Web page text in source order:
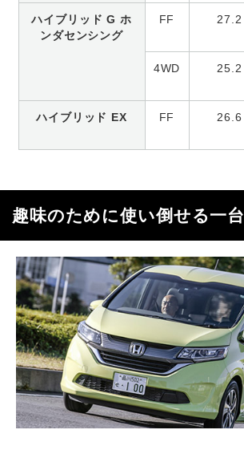
ハイブリッド G ホ
ンダセンシング
FF 27.2
4WD 25.2
ハイブリッド EX FF 26.6
趣味のために使い倒せる一台